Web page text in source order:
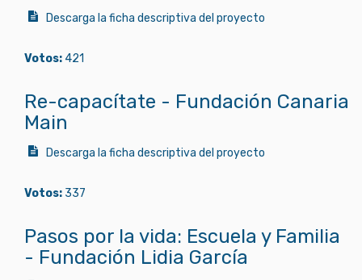
Descarga la ficha descriptiva del proyecto
Votos:421
Re-capacítate - Fundación Canaria
Main
Descarga la ficha descriptiva del proyecto
Votos: 337
Pasos por la vida: Escuela y Familia
- Fundación Lidia García